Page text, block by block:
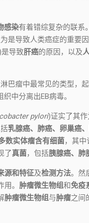
感染有着错综复杂的联系
是导致人类癌症的重要
是导致肝癌的原因，以及
巴瘤中最常见的类型，
中分离出EB病毒。
pylori)证实了其作
乳腺癌、肺癌、卵巢癌
数实体瘤含有细菌，其
了真菌，包括胰腺癌、肺
源和特征及检测方法。然
用。 肿瘤微生物组和免疫
肿瘤微生物组与肿瘤之间